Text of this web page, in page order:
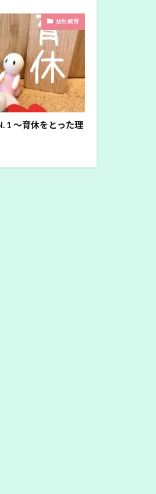
幼児教育
1 ～育休をとった理